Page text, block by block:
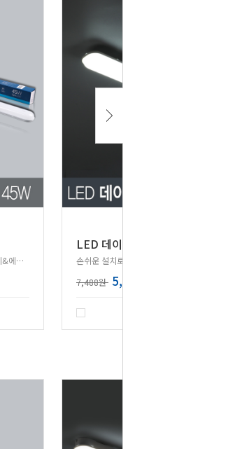
설치방법 특허등록! 초간편 설치&에너지 절감효과까지
LED 데이온 일자등 30W
손쉬운 설치로 어느공간에나 시공가능!
7,488원 5,990원